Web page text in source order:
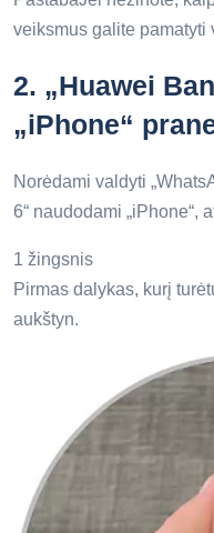
veiksmus galite pamatyti
2. „Huawei
„iPhone“
Norėdami valdyti
6“ naudodami „iPhone“,
1 žingsnis
Pirmas dalykas, kurį
aukštyn.